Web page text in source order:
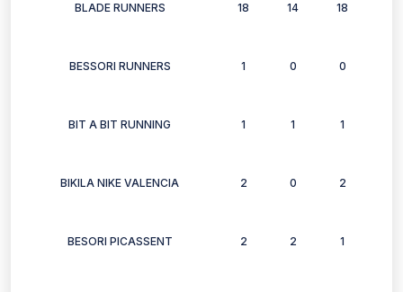
BLADE RUNNERS 18 14 18
BESSORI RUNNERS 1 0 0
BIT A BIT RUNNING 1 1 1
BIKILA NIKE VALENCIA 2 0 2
BESORI PICASSENT 2 2 1